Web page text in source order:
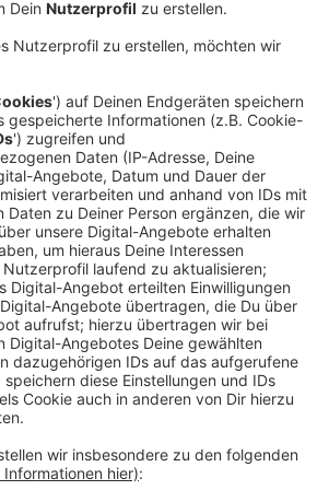
das Gesundheitsamt drei neue
mit einer Covid19-
hatten Vorerkrankungen. Damit sind
90 Mönchengladbacher an
verstorben. Am Morgen haben die
der Bundesländer und Kanzlerin
dass es ab kommenden
Lockdown geben wird. Nur so
Zahlen in den Griff, heißt es. Schon
Präsenzpflicht an Schulen in NRW
findet ihrhier.